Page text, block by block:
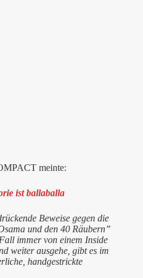
meinte:
ist ballaballa
Beweise gegen die
und den 40 Räubern”
immer von einem Inside
weiter ausgehe, gibt es im
handgestrickte